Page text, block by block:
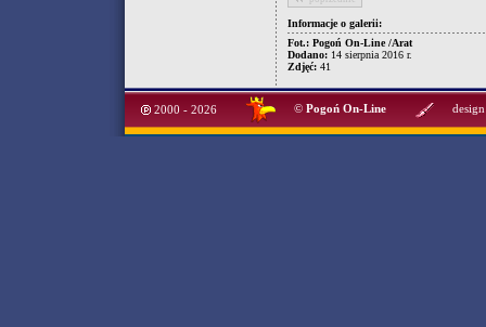
Informacje o galerii:
Fot.: Pogoń On-Line /Arat
Dodano: 14 sierpnia 2016 r.
Zdjęć: 41
2000 - 2026 © Pogoń On-Line